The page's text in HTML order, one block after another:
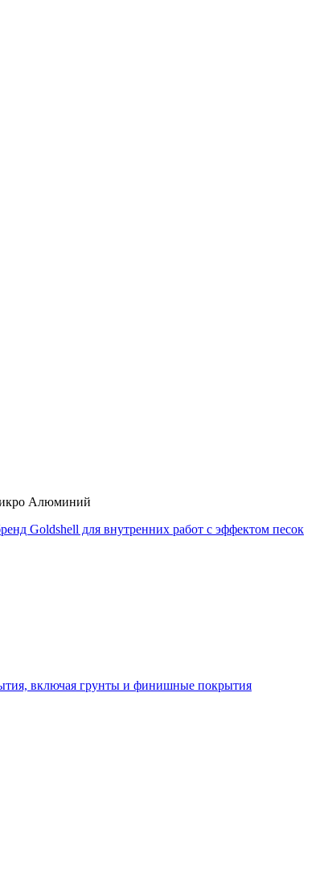
Алюминий
включая грунты и финишные покрытия